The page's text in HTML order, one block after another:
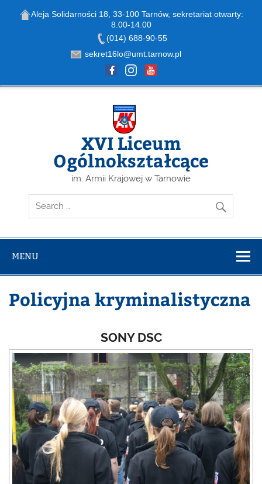
Aleja Solidarności 18, 33-100 Tarnów, sekretariat otwarty:
8.00-14.00
(014) 688-90-55
sekret16lo@umt.tarnow.pl
Skip
XVI Liceum
Ogólnokształcące
im. Armii Krajowej w Tarnowie
MENU
Policyjna kryminalistyczna
SONY DSC